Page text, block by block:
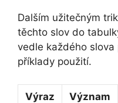
Dalším užitečným
těchto slov do
vedle každého
příklady použití.
Výraz Význam